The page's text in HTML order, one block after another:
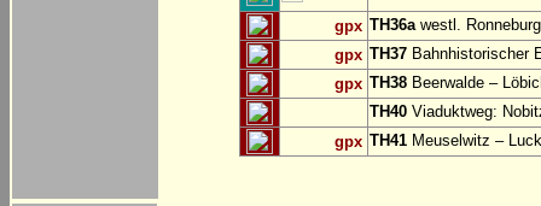
gpx TH36awestl.
gpx TH37 Bahnhistorischer
gpx TH38 Beerwalde –
TH40 Viaduktweg:
gpx TH41 Meuselwitz –